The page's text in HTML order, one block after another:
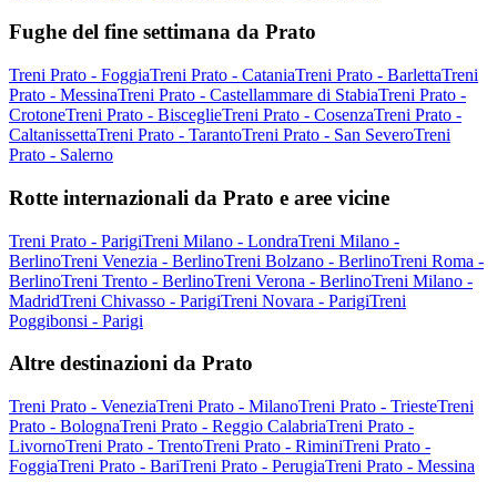
Fughe del fine settimana da Prato
Treni Prato - FoggiaTreni Prato - CataniaTreni Prato - BarlettaTreni
Prato - MessinaTreni Prato - Castellammare di StabiaTreni Prato -
CrotoneTreni Prato - BisceglieTreni Prato - CosenzaTreni Prato -
CaltanissettaTreni Prato - TarantoTreni Prato - San SeveroTreni
Prato - Salerno
Rotte internazionali da Prato e aree vicine
Treni Prato - ParigiTreni Milano - LondraTreni Milano -
BerlinoTreni Venezia - BerlinoTreni Bolzano - BerlinoTreni Roma -
BerlinoTreni Trento - BerlinoTreni Verona - BerlinoTreni Milano -
MadridTreni Chivasso - ParigiTreni Novara - ParigiTreni
Poggibonsi - Parigi
Altre destinazioni da Prato
Treni Prato - VeneziaTreni Prato - MilanoTreni Prato - TriesteTreni
Prato - BolognaTreni Prato - Reggio CalabriaTreni Prato -
LivornoTreni Prato - TrentoTreni Prato - RiminiTreni Prato -
FoggiaTreni Prato - BariTreni Prato - PerugiaTreni Prato - Messina